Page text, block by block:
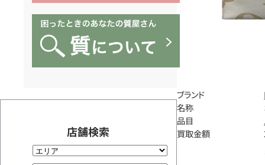
店舗検索
ブランド
名称
品目
買取金額